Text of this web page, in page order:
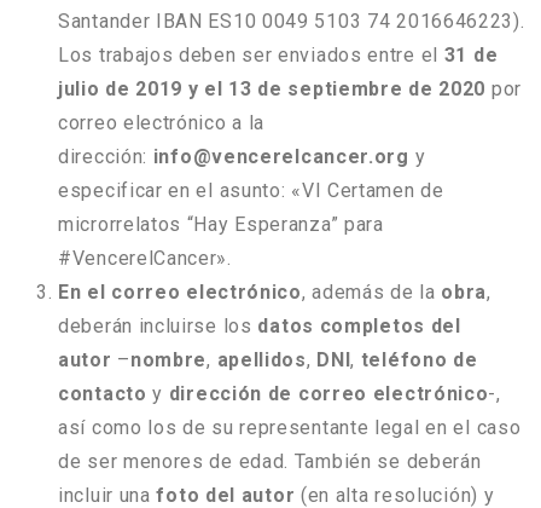
Santander IBAN ES10 0049 5103 74 2016646223).
Los trabajos deben ser enviados entre el 31 de
julio de 2019 y el 13 de septiembre de 2020 por
correo electrónico a la
dirección: info@vencerelcancer.org y
especificar en el asunto: «VI Certamen de
microrrelatos “Hay Esperanza” para
#VencerelCancer».
En el correo electrónico, además de la obra,
deberán incluirse los datos completos del
autor –nombre, apellidos, DNI, teléfono de
contactoy dirección de correo electrónico-,
así como los de su representante legal en el caso
de ser menores de edad. También se deberán
incluir unafoto del autor (en alta resolución) y